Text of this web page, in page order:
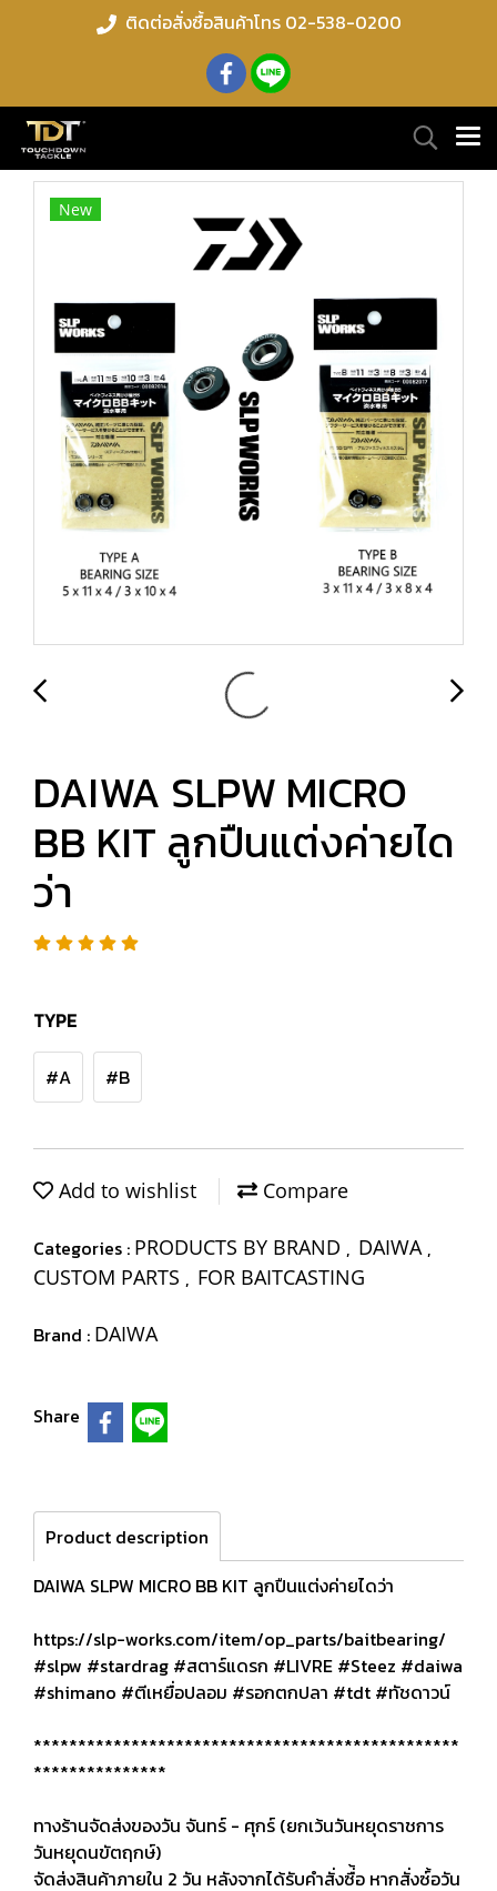
ติดต่อสั่งซื้อสินค้าโทร 02-538-0200
New
DAIWA SLPW MICRO
BB KIT ลูกปืนแต่งค่ายได
ว่า
TYPE
#A #B
Add to wishlist Compare
Categories : PRODUCTS BY BRAND , DAIWA ,
CUSTOM PARTS , FOR BAITCASTING
Brand : DAIWA
Share
Product description
DAIWA SLPW MICRO BB KIT ลูกปืนแต่งค่ายไดว่า
https://slp-works.com/item/op_parts/baitbearing/
#slpw #stardrag #สตาร์แดรก #LIVRE #Steez #daiwa
#shimano #ตีเหยื่อปลอม #รอกตกปลา #tdt #ทัชดาวน์
************************************************
***************
ทางร้านจัดส่งของวัน จันทร์ - ศุกร์ (ยกเว้นวันหยุดราชการ
วันหยุดนขัตฤกษ์)
จัดส่งสินค้าภายใน 2 วัน หลังจากได้รับคำสั่งซื่้อ หากสั่งซ์้อวัน